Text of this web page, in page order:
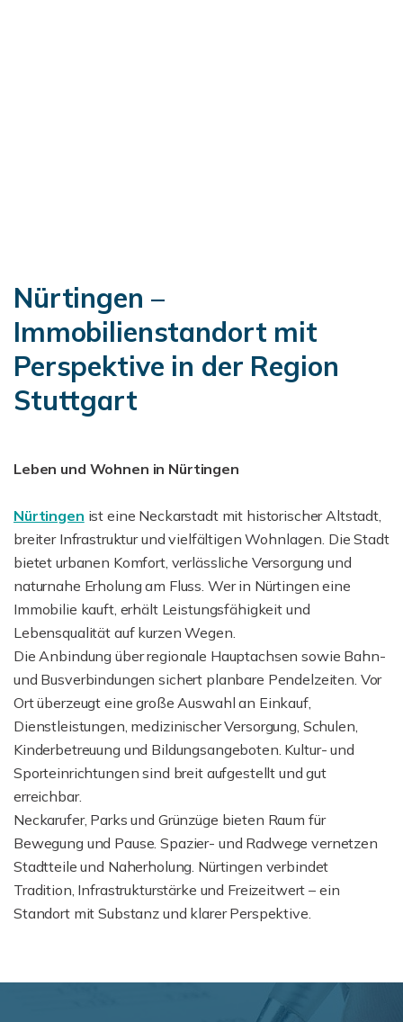
Nürtingen –
Immobilienstandort mit
Perspektive in der Region
Stuttgart
Leben und Wohnen in Nürtingen
Nürtingen ist eine Neckarstadt mit historischer Altstadt,
breiter Infrastruktur und vielfältigen Wohnlagen. Die Stadt
bietet urbanen Komfort, verlässliche Versorgung und
naturnahe Erholung am Fluss. Wer in Nürtingen eine
Immobilie kauft, erhält Leistungsfähigkeit und
Lebensqualität auf kurzen Wegen.
Die Anbindung über regionale Hauptachsen sowie Bahn-
und Busverbindungen sichert planbare Pendelzeiten. Vor
Ort überzeugt eine große Auswahl an Einkauf,
Dienstleistungen, medizinischer Versorgung, Schulen,
Kinderbetreuung und Bildungsangeboten. Kultur- und
Sporteinrichtungen sind breit aufgestellt und gut
erreichbar.
Neckarufer, Parks und Grünzüge bieten Raum für
Bewegung und Pause. Spazier- und Radwege vernetzen
Stadtteile und Naherholung. Nürtingen verbindet
Tradition, Infrastrukturstärke und Freizeitwert – ein
Standort mit Substanz und klarer Perspektive.